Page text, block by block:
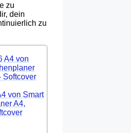
zu
dein
zu
von Smart
A4,